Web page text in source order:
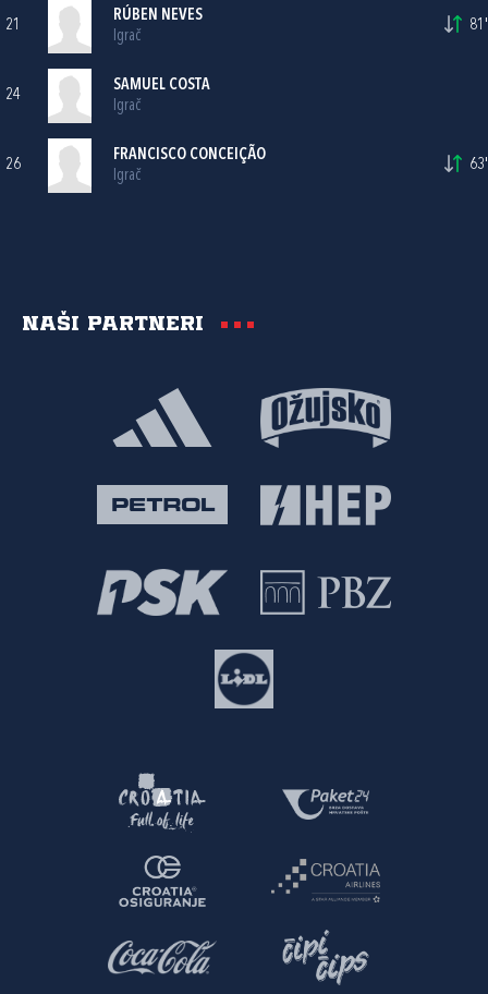
21
RÚBEN NEVES
Igrač
81'
24
SAMUEL COSTA
Igrač
26
FRANCISCO CONCEIÇÃO
Igrač
63'
Naši partneri